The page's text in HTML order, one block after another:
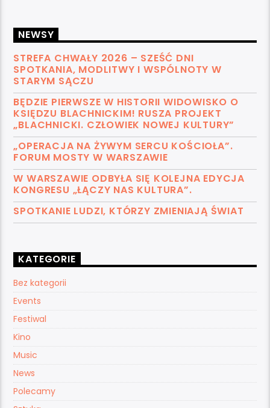
NEWSY
STREFA CHWAŁY 2026 – SZEŚĆ DNI
SPOTKANIA, MODLITWY I WSPÓLNOTY W
STARYM SĄCZU
BĘDZIE PIERWSZE W HISTORII WIDOWISKO O
KSIĘDZU BLACHNICKIM! RUSZA PROJEKT
„BLACHNICKI. CZŁOWIEK NOWEJ KULTURY”
„OPERACJA NA ŻYWYM SERCU KOŚCIOŁA”.
FORUM MOSTY W WARSZAWIE
W WARSZAWIE ODBYŁA SIĘ KOLEJNA EDYCJA
KONGRESU „ŁĄCZY NAS KULTURA”.
SPOTKANIE LUDZI, KTÓRZY ZMIENIAJĄ ŚWIAT
KATEGORIE
Bez kategorii
Events
Festiwal
Kino
Music
News
Polecamy